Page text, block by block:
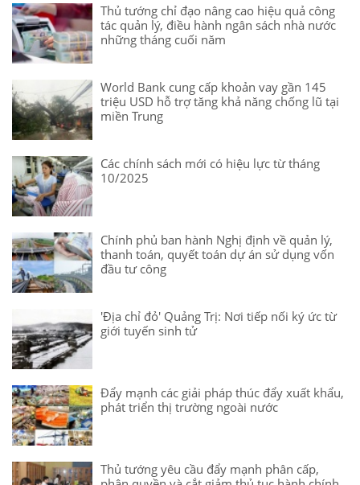
Thủ tướng chỉ đạo nâng cao hiệu quả công
tác quản lý, điều hành ngân sách nhà nước
những tháng cuối năm
World Bank cung cấp khoản vay gần 145
triệu USD hỗ trợ tăng khả năng chống lũ tại
miền Trung
Các chính sách mới có hiệu lực từ tháng
10/2025
Chính phủ ban hành Nghị định về quản lý,
thanh toán, quyết toán dự án sử dụng vốn
đầu tư công
'Địa chỉ đỏ' Quảng Trị: Nơi tiếp nối ký ức từ
giới tuyến sinh tử
Đẩy mạnh các giải pháp thúc đẩy xuất khẩu,
phát triển thị trường ngoài nước
Thủ tướng yêu cầu đẩy mạnh phân cấp,